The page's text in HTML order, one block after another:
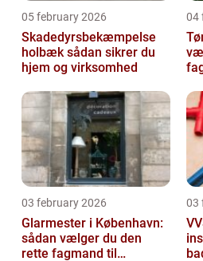
05 february 2026
Skadedyrsbekæmpelse
holbæk sådan sikrer du
hjem og virksomhed
04
03 february 2026
Glarmester i København:
sådan vælger du den
rette fagmand til
03